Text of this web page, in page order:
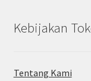
Kebijakan
Tentang Kami